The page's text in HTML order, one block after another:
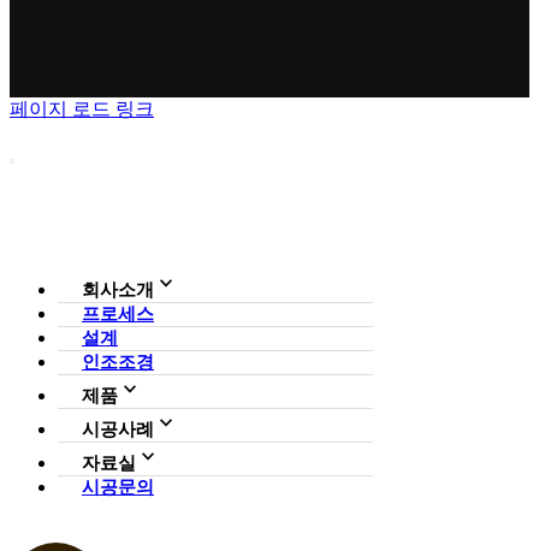
페이지 로드 링크
회사소개
가든연구소
프로세스
설계
인조조경
제품
전체보기
일루미아트리
시공사례
호텔·펜션·리조트·캠핑장
자료실
시공문의